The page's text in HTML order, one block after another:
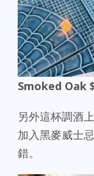
Smoked Oak
另外這杯調酒
加入黑麥威士
錯。